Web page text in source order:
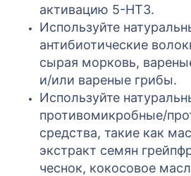
активацию 5-HT3.
Используйте
антибиотические
сырая морковь,
и/или вареные грибы.
Используйте
противомикробные/
средства, такие как
экстракт семян
чеснок, кокосовое